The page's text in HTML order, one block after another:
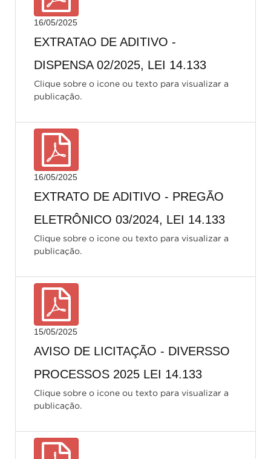
16/05/2025
EXTRATAO DE ADITIVO -
DISPENSA 02/2025, LEI 14.133
Clique sobre o icone ou texto para visualizar a
publicação.
16/05/2025
EXTRATO DE ADITIVO - PREGÃO
ELETRÔNICO 03/2024, LEI 14.133
Clique sobre o icone ou texto para visualizar a
publicação.
15/05/2025
AVISO DE LICITAÇÃO - DIVERSSO
PROCESSOS 2025 LEI 14.133
Clique sobre o icone ou texto para visualizar a
publicação.